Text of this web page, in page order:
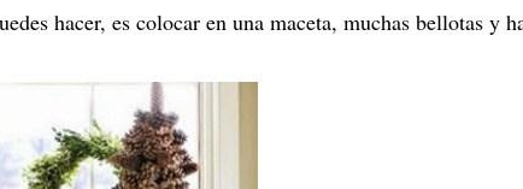
hacer, es colocar en una maceta, muchas bellotas y